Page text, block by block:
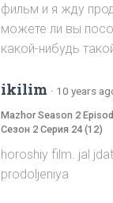
фильм и я жду
можете ли вы
какой-нибудь
ikilim · 10 years
Mazhor Season 2
Сезон 2 Серия 24 (12)
horoshiy film. jal
prodoljeniya